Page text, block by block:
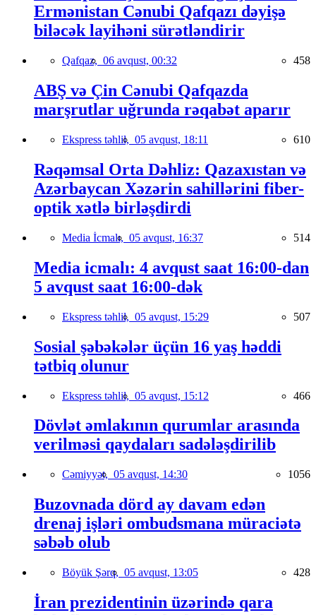
Ermənistan Cənubi Qafqazı dəyişə
biləcək layihəni sürətləndirir
Qafqaz, 06 avqust, 00:32 458
ABŞ və Çin Cənubi Qafqazda
marşrutlar uğrunda rəqabət aparır
Ekspress təhlil, 05 avqust, 18:11 610
Rəqəmsal Orta Dəhliz: Qazaxıstan və
Azərbaycan Xəzərin sahillərini fiber-
optik xətlə birləşdirdi
Media İcmalı, 05 avqust, 16:37 514
Media icmalı: 4 avqust saat 16:00-dan
5 avqust saat 16:00-dək
Ekspress təhlil, 05 avqust, 15:29 507
Sosial şəbəkələr üçün 16 yaş həddi
tətbiq olunur
Ekspress təhlil, 05 avqust, 15:12 466
Dövlət əmlakının qurumlar arasında
verilməsi qaydaları sadələşdirilib
Cəmiyyət, 05 avqust, 14:30 1056
Buzovnada dörd ay davam edən
drenaj işləri ombudsmana müraciətə
səbəb olub
Böyük Şərq, 05 avqust, 13:05 428
İran prezidentinin üzərində qara